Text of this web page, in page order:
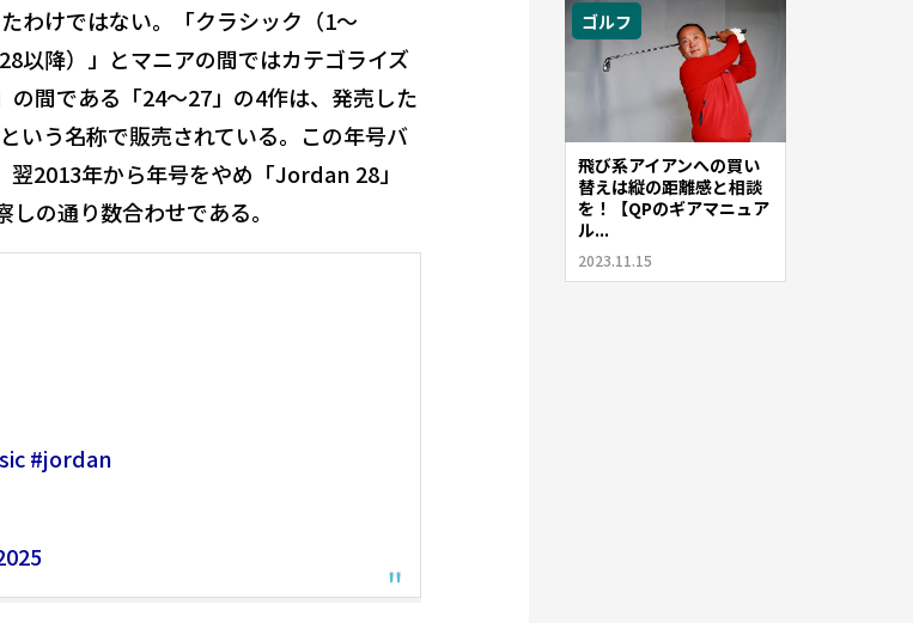
わけではない。「クラシック（1〜
以降）」とマニアの間ではカテゴライズ
間である「24〜27」の4作は、発売した
いう名称で販売されている。この年号バ
2013年から年号をやめ「Jordan 28」
の通り数合わせである。
#jordan
ゴルフ
飛び系アイアンへの買い
替えは縦の距離感と相談
を！【QPのギアマニュア
ル...
2023.11.15